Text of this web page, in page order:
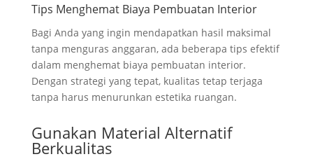
Tips Menghemat Biaya Pembuatan Interior
Bagi Anda yang ingin mendapatkan hasil maksimal
tanpa menguras anggaran, ada beberapa tips efektif
dalam menghemat biaya pembuatan interior.
Dengan strategi yang tepat, kualitas tetap terjaga
tanpa harus menurunkan estetika ruangan.
Gunakan Material Alternatif
Berkualitas